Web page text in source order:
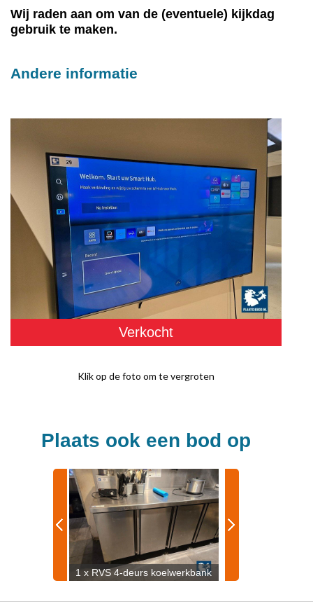
Wij raden aan om van de (eventuele) kijkdag
gebruik te maken.
Andere informatie
Verkocht
Klik op de foto om te vergroten
Plaats ook een bod op
1 x RVS 4-deurs koelwerkbank